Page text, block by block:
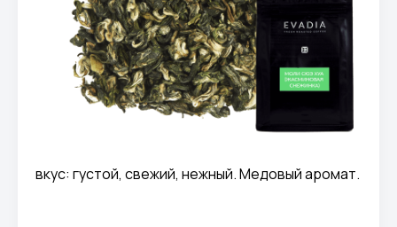
вкус: густой, свежий, нежный. Медовый аромат.